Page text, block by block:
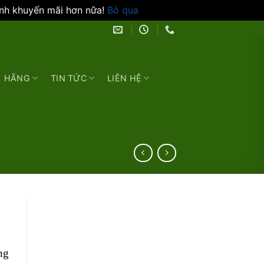
khuyến mãi hơn nữa! Bỏ qua
HÃNG TIN TỨC
LIÊN HỆ